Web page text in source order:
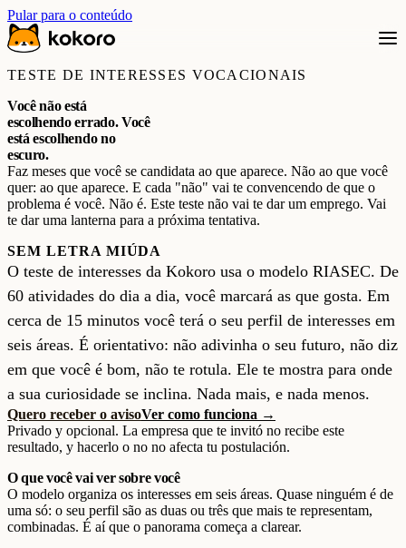
Pular para o conteúdo
TESTE DE INTERESSES VOCACIONAIS
Você não está
escolhendo errado. Você
está escolhendo no
escuro.
Faz meses que você se candidata ao que aparece. Não ao que você
quer: ao que aparece. E cada "não" vai te convencendo de que o
problema é você. Não é. Este teste não vai te dar um emprego. Vai
te dar uma lanterna para a próxima tentativa.
SEM LETRA MIÚDA
O teste de interesses da Kokoro usa o modelo RIASEC. De
60 atividades do dia a dia, você marcará as que gosta. Em
cerca de 15 minutos você terá o seu perfil de interesses em
seis áreas. É orientativo: não adivinha o seu futuro, não diz
em que você é bom, não te rotula. Ele te mostra para onde
a sua curiosidade se inclina. Nada mais, e nada menos.
Quero receber o avisoVer como funciona →
Privado y opcional. La empresa que te invitó no recibe este
resultado, y hacerlo o no no afecta tu postulación.
O que você vai ver sobre você
O modelo organiza os interesses em seis áreas. Quase ninguém é de
uma só: o seu perfil são as duas ou três que mais te representam,
combinadas. É aí que o panorama começa a clarear.